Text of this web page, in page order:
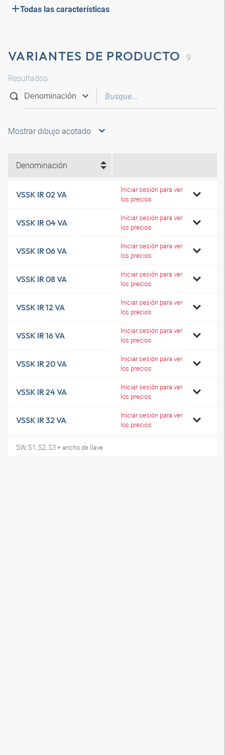
Todas las características
VARIANTES DE PRODUCTO
9
Resultados
Mostrar dibujo acotado
Denominación
VSSK IR 02 VA
Iniciar sesión para ver
los precios
VSSK IR 04 VA
Iniciar sesión para ver
los precios
VSSK IR 06 VA
Iniciar sesión para ver
los precios
VSSK IR 08 VA
Iniciar sesión para ver
los precios
VSSK IR 12 VA
Iniciar sesión para ver
los precios
VSSK IR 16 VA
Iniciar sesión para ver
los precios
VSSK IR 20 VA
Iniciar sesión para ver
los precios
VSSK IR 24 VA
Iniciar sesión para ver
los precios
VSSK IR 32 VA
Iniciar sesión para ver
los precios
SW, S1, S2, S3 = ancho de llave